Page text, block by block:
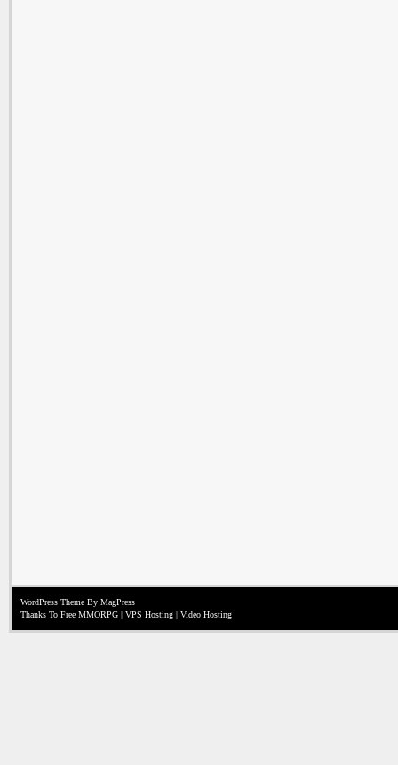
WordPress Theme By MagPress
Thanks To Free MMORPG | VPS Hosting | Video Hosting